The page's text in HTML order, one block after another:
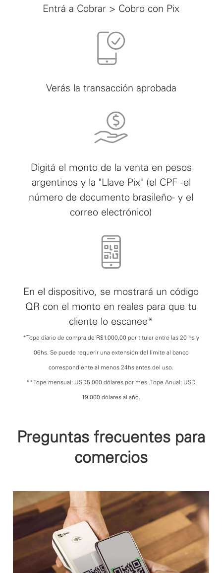
Entrá a Cobrar > Cobro con Pix
Verás la transacción aprobada
Digitá el monto de la venta en pesos
argentinos y la "Llave Pix" (el CPF -el
número de documento brasileño- y el
correo electrónico)
En el dispositivo, se mostrará un código
QR con el monto en reales para que tu
cliente lo escanee*
*Tope diario de compra de R$1.000,00 por titular entre las 20 hs y
06hs. Se puede requerir una extensión del límite al banco
correspondiente al menos 24hs antes del uso.
**Tope mensual: USD5.000 dólares por mes. Tope Anual: USD
19.000 dólares al año.
Preguntas frecuentes para
comercios